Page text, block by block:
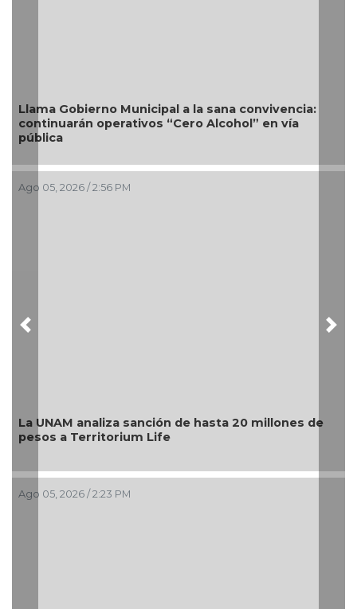
Llama Gobierno Municipal a la sana convivencia:
continuarán operativos “Cero Alcohol” en vía
pública
Ago 05, 2026 / 2:56 PM
La UNAM analiza sanción de hasta 20 millones de
pesos a Territorium Life
Ago 05, 2026 / 2:23 PM
Previous